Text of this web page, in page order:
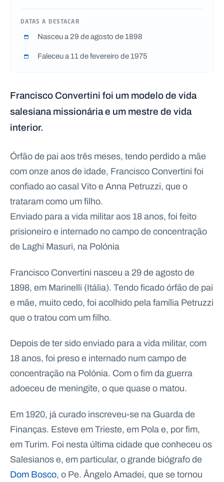
DATAS A DESTACAR
Nasceu a 29 de agosto de 1898
Faleceu a 11 de fevereiro de 1975
Francisco Convertini foi um modelo de vida
salesiana missionária e um mestre de vida
interior.
Órfão de pai aos três meses, tendo perdido a mãe
com onze anos de idade, Francisco Convertini foi
confiado ao casal Vito e Anna Petruzzi, que o
trataram como um filho.
Enviado para a vida militar aos 18 anos, foi feito
prisioneiro e internado no campo de concentração
de Laghi Masuri, na Polónia
Francisco Convertini nasceu a 29 de agosto de
1898, em Marinelli (Itália). Tendo ficado órfão de pai
e mãe, muito cedo, foi acolhido pela família Petruzzi
que o tratou com um filho.
Depois de ter sido enviado para a vida militar, com
18 anos, foi preso e internado num campo de
concentração na Polónia. Com o fim da guerra
adoeceu de meningite, o que quase o matou.
Em 1920, já curado inscreveu-se na Guarda de
Finanças. Esteve em Trieste, em Pola e, por fim,
em Turim. Foi nesta última cidade que conheceu os
Salesianos e, em particular, o grande biógrafo de
Dom Bosco, o Pe. Ângelo Amadei, que se tornou
P
O
A
C
O
l
e
s
i
n
o
s
.
t
g
n
a
o
n
t
c
s
N
e
w
s
l
tt
e
r